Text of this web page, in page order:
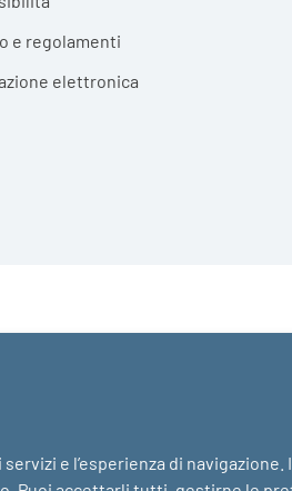
e regolamenti
elettronica
e l’esperienza di